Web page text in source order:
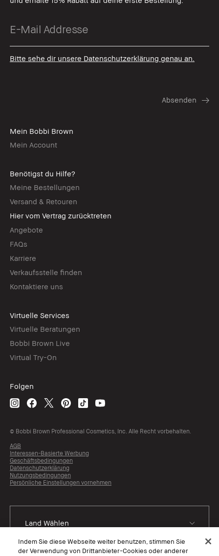
Bitte sehe dir unsere Datenschutzerklärung genau an.
Mein Bobbi Brown
Mein Account
Benötigst du Hilfe?
Meine Bestellungen
Versand & Retouren
Hier vom Vertrag zurücktreten
Angebote
FAQs
Karriere
Verkaufsstelle finden
Kontaktiere uns
Virtuelle Services
Virtuelle Beratungen
Bobbi Brown Live
Virtual Try-On
Folgen
© Bobbi Brown Professional Cosmetics, Inc. Alle Recht vorbehalten.
AGB
Interessen-Basierte Werbung
Geschäftsbedingungen
Datenschutzerklärung
Nutzungsbedingungen
Persönliche Einstellungen vornehmen
Indem Sie diese Webseite weiter benutzen, stimmen Sie
der Verwendung von Drittanbieter-Cookies oder anderer